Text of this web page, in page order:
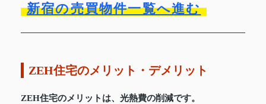
新宿の売買物件一覧へ進む
ZEH住宅のメリット・デメリット
ZEH住宅のメリットは、光熱費の削減です。